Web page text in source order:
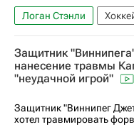
Логан Стэнли
Виннипег Джетс
Национальная
Защитник
нанесение травмы
"неудачной игрой"
Защитник "Виннипег
хотел травмировать